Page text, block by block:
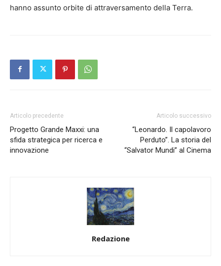
hanno assunto orbite di attraversamento della Terra.
Articolo precedente
Progetto Grande Maxxi: una
sfida strategica per ricerca e
innovazione
Articolo successivo
“Leonardo. Il capolavoro
Perduto”. La storia del
“Salvator Mundi” al Cinema
Redazione